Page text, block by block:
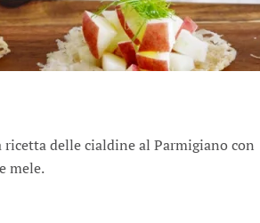
delle cialdine al Parmigiano con
mele.